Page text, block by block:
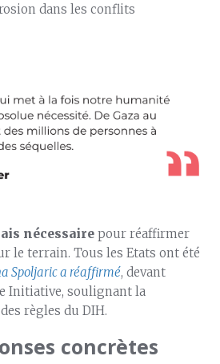
dans les conflits
nécessaire pour réaffirmer
le terrain. Tous les Etats ont été
Spoljaric a réaffirmé, devant
Initiative, soulignant la
règles du DIH.
concrètes